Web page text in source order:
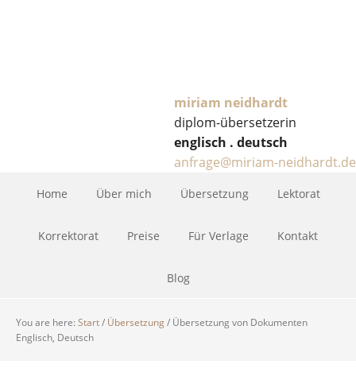
miriam neidhardt
diplom-übersetzerin
englisch . deutsch
anfrage@miriam-neidhardt.de
Home Über mich Übersetzung Lektorat
Korrektorat Preise Für Verlage Kontakt
Blog
You are here: Start/ Übersetzung/ Übersetzung von Dokumenten
Englisch, Deutsch